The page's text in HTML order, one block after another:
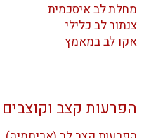
מחלת לב איסכמית
צנתור לב כלילי
אקו לב במאמץ
הפרעות קצב וקוצבים